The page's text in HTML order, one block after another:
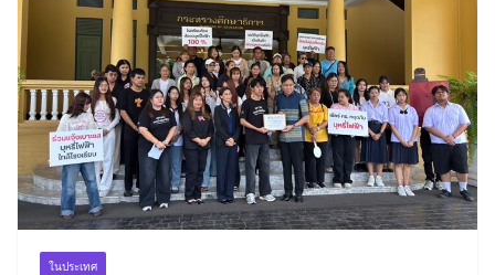
ในประเทศ